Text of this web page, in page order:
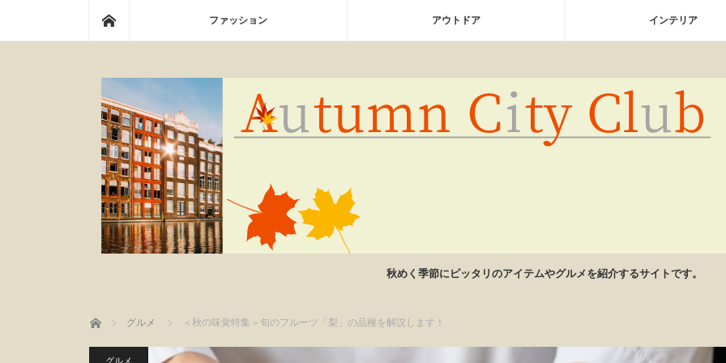
ファッション アウトドア インテリア
秋めく季節にピッタリのアイテムやグルメを紹介するサイトです。
ホーム グルメ ＜秋の味覚特集＞旬のフルーツ「梨」の品種を解説します！
グルメ